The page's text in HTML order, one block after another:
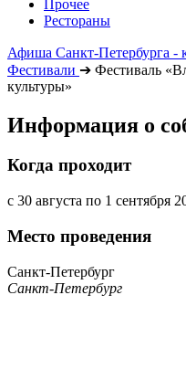
Прочее
Рестораны
Афиша Санкт-Петербурга -
Фестивали ➔ Фестиваль
культуры»
Информация о
Когда проходит
с 30 августа по 1 сентября
Место проведения
Санкт-Петербург
Санкт-Петербург